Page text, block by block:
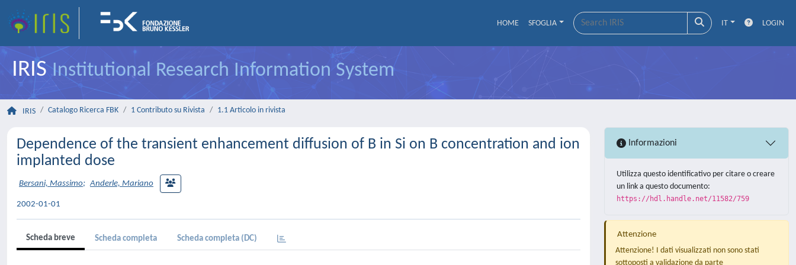
HOME SFOGLIA IT LOGIN
IRISInstitutional Research Information System
IRIS Catalogo Ricerca FBK 1 Contributo su Rivista 1.1 Articolo in rivista
Dependence of the transient enhancement diffusion of B in Si on B concentration and ion
implanted dose
Bersani, Massimo; Anderle, Mariano
2002-01-01
Scheda breve Scheda completa Scheda completa (DC)
Informazioni
Utilizza questo identificativo per citare o creare
un link a questo documento:
https://hdl.handle.net/11582/759
Attenzione
Attenzione! I dati visualizzati non sono stati
sottoposti a validazione da parte